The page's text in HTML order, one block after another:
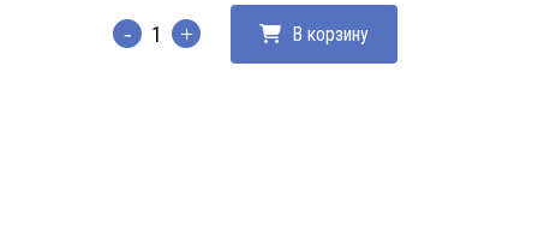
Количество В корзину